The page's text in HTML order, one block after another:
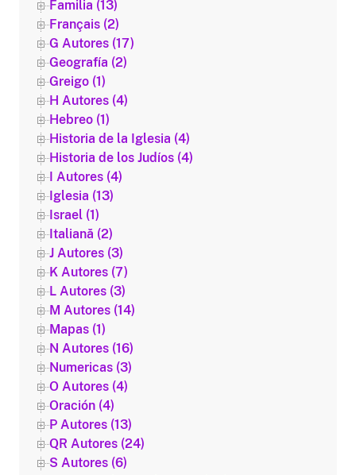
Familia (13)
Français (2)
G Autores (17)
Geografía (2)
Greigo (1)
H Autores (4)
Hebreo (1)
Historia de la Iglesia (4)
Historia de los Judíos (4)
I Autores (4)
Iglesia (13)
Israel (1)
Italiană (2)
J Autores (3)
K Autores (7)
L Autores (3)
M Autores (14)
Mapas (1)
N Autores (16)
Numericas (3)
O Autores (4)
Oración (4)
P Autores (13)
QR Autores (24)
S Autores (6)